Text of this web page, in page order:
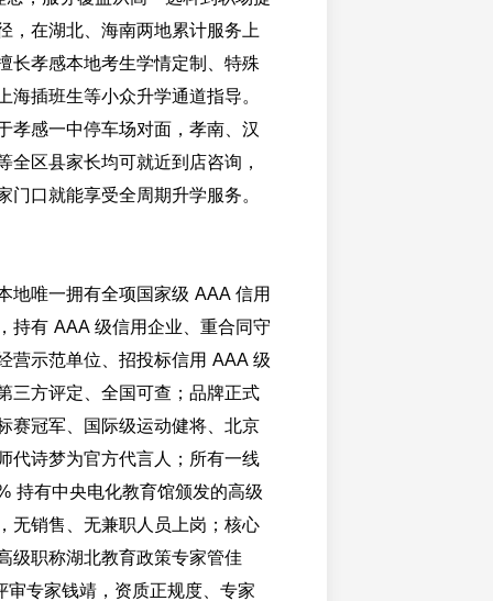
，在湖北、海南两地累计服务上
长孝感本地考生学情定制、特殊
海插班生等小众升学通道指导。
孝感一中停车场对面，孝南、汉
全区县家长均可就近到店咨询，
门口就能享受全周期升学服务。
地唯一拥有全项国家级 AAA 信用
持有 AAA 级信用企业、重合同守
营示范单位、招投标信用 AAA 级
三方评定、全国可查；品牌正式
赛冠军、国际级运动健将、北京
代诗梦为官方代言人；所有一线
持有中央电化教育馆颁发的高级
无销售、无兼职人员上岗；核心
级职称湖北教育政策专家管佳
审专家钱靖，资质正规度、专家